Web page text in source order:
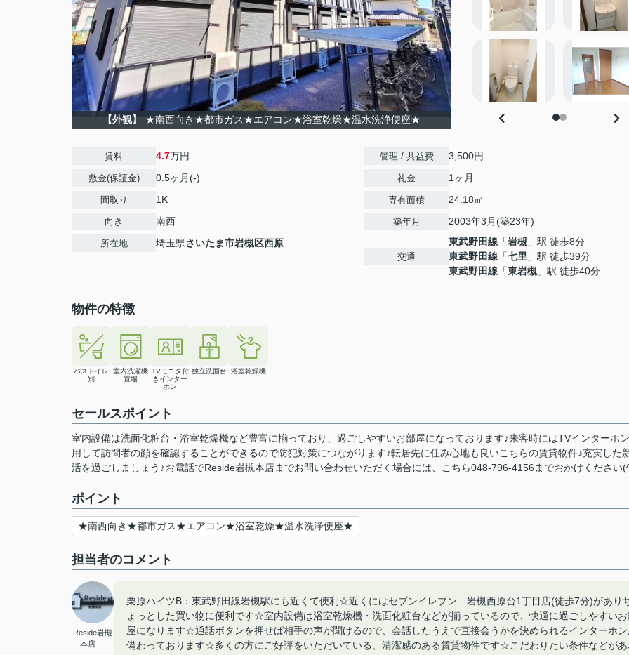
【外観】 ★南西向き★都市ガス★エアコン★浴室乾燥★温水洗浄便座★
賃料 4.7万円
敷金(保証金) 0.5ヶ月(-)
間取り 1K
向き 南西
所在地 埼玉県さいたま市岩槻区西原
管理 / 共益費 3,500円
礼金 1ヶ月
専有面積 24.18㎡
築年月 2003年3月(築23年)
交通
東武野田線 「岩槻 」駅 徒歩8分
東武野田線 「七里 」駅 徒歩39分
東武野田線 「東岩槻 」駅 徒歩40分
物件の特徴
バストイレ
別
室内洗濯機
置場
TVモニタ付
きインター
ホン
独立洗面台 浴室乾燥機
セールスポイント
室内設備は洗面化粧台・浴室乾燥機など豊富に揃っており、過ごしやすいお部屋になっております♪来客時にはTVインターホ
用して訪問者の顔を確認することができるので防犯対策につながります♪転居先に住み心地も良いこちらの賃貸物件♪充実した
活を過ごしましょう♪お電話でReside岩槻本店までお問い合わせいただく場合には、こちら048-796-4156までおかけください
ポイント
★南西向き★都市ガス★エアコン★浴室乾燥★温水洗浄便座★
担当者のコメント
Reside岩槻
本店
栗原ハイツB：東武野田線岩槻駅にも近くて便利☆近くにはセブンイレブン 岩槻西原台1丁目店(徒歩7分)があり
ょっとした買い物に便利です☆室内設備は浴室乾燥機・洗面化粧台などが揃っているので、快適に過ごしやすいお
屋になります☆通話ボタンを押せば相手の声が聞けるので、会話したうえで直接会うかを決められるインターホ
備わっております☆多くの方にご好評をいただいている、清潔感のある賃貸物件です☆こだわりたい条件などが